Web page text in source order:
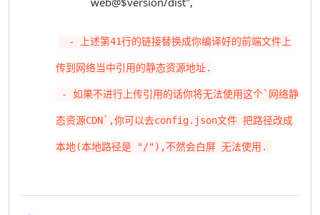
传到网络当中引用的静态资源地址.
态资源CDN`,你可以去config.json文件 把路径改成
本地(本地路径是 "/"),不然会白屏 无法使用.